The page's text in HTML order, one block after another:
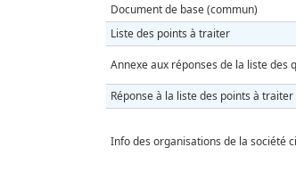
Document de base (commun)
Liste des points à traiter
Annexe aux réponses de la liste des
Réponse à la liste des points à traiter
Info des organisations de la société